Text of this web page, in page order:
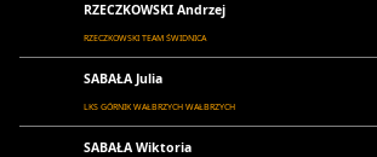
RZECZKOWSKI Andrzej
RZECZKOWSKI TEAM ŚWIDNICA
SABAŁA Julia
LKS GÓRNIK WAŁBRZYCH WAŁBRZYCH
SABAŁA Wiktoria